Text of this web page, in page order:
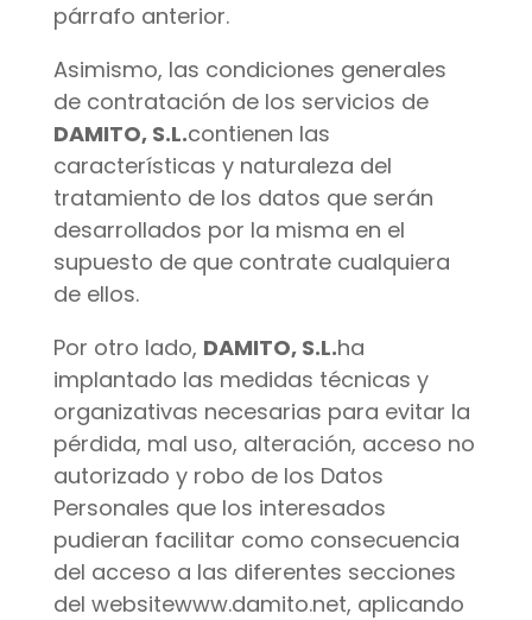
párrafo anterior.
Asimismo, las condiciones generales
de contratación de los servicios de
DAMITO, S.L.contienen las
características y naturaleza del
tratamiento de los datos que serán
desarrollados por la misma en el
supuesto de que contrate cualquiera
de ellos.
Por otro lado, DAMITO, S.L.ha
implantado las medidas técnicas y
organizativas necesarias para evitar la
pérdida, mal uso, alteración, acceso no
autorizado y robo de los Datos
Personales que los interesados
pudieran facilitar como consecuencia
del acceso a las diferentes secciones
del websitewww.damito.net, aplicando